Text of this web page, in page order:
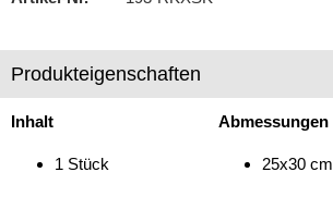
Entstörmaterial
Ersatzteile
Fahrzeughalter
Produkteigenschaften
Inhalt
1 Stück
Abmessungen
25x30 cm